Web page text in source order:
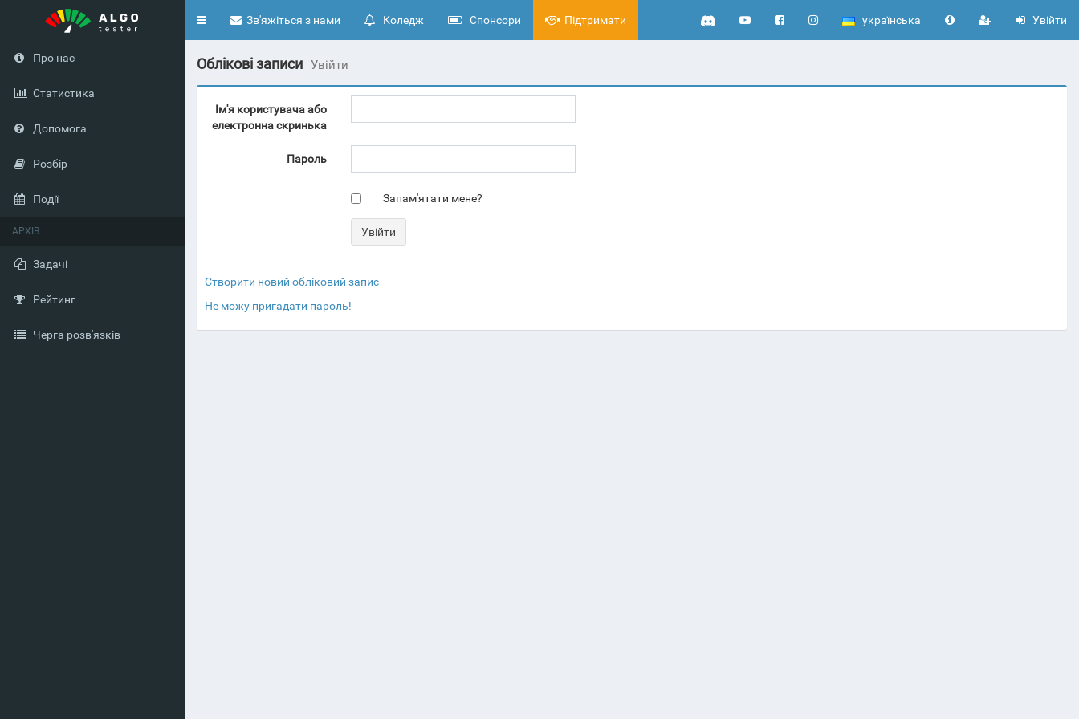
Toggle
українська Увійти
Зв'яжіться з нами Коледж Спонсори Підтримати
Про нас
Статистика
Допомога
Розбір
Події
АРХІВ
Задачі
Рейтинг
Черга розв'язків
Облікові записи Увійти
Ім'я користувача або
електронна скринька
Пароль
Запам'ятати мене?
Створити новий обліковий запис
Не можу пригадати пароль!